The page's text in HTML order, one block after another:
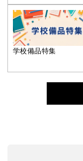
学校備品特集